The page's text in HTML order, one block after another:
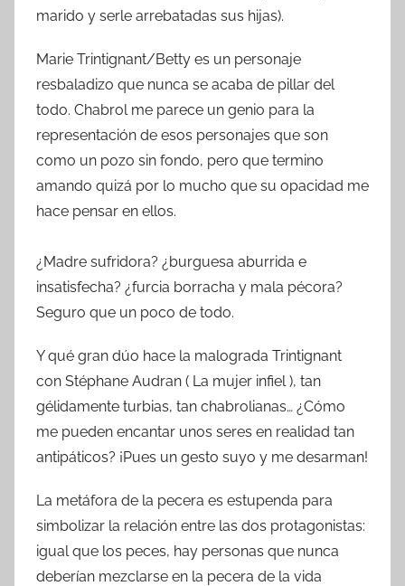
marido y serle arrebatadas sus hijas).
Marie Trintignant/Betty es un personaje
resbaladizo que nunca se acaba de pillar del
todo. Chabrol me parece un genio para la
representación de esos personajes que son
como un pozo sin fondo, pero que termino
amando quizá por lo mucho que su opacidad me
hace pensar en ellos.
¿Madre sufridora? ¿burguesa aburrida e
insatisfecha? ¿furcia borracha y mala pécora?
Seguro que un poco de todo.
Y qué gran dúo hace la malograda Trintignant
con Stéphane Audran ( La mujer infiel ), tan
gélidamente turbias, tan chabrolianas… ¿Cómo
me pueden encantar unos seres en realidad tan
antipáticos? ¡Pues un gesto suyo y me desarman!
La metáfora de la pecera es estupenda para
simbolizar la relación entre las dos protagonistas:
igual que los peces, hay personas que nunca
deberían mezclarse en la pecera de la vida